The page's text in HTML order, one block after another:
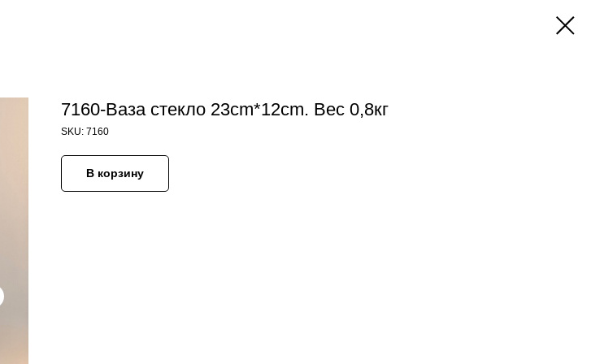
7160-Ваза стекло 23cm*12cm. Вес 0,8кг
SKU: 7160
В корзину